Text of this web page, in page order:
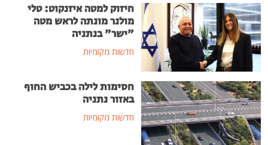
חיזוק למטה איזנקוט: טלי
מולנר מונתה לראש מטה
"ישר" בנתניה
חדשות מקומיות
חסימות לילה בכביש החוף
באזור נתניה
חדשות מקומיות